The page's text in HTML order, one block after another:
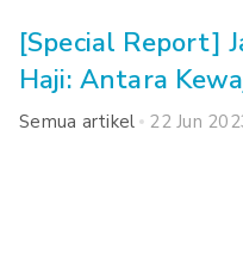
[Special Report]
Haji: Antara
Kemampuan
Semua artikel 22 Jun